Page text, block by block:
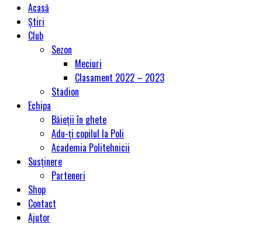
Acasă
Știri
Club
Sezon
Meciuri
Clasament 2022 – 2023
Stadion
Echipa
Băieții în ghete
Adu-ți copilul la Poli
Academia Politehnicii
Susținere
Parteneri
Shop
Contact
Ajutor